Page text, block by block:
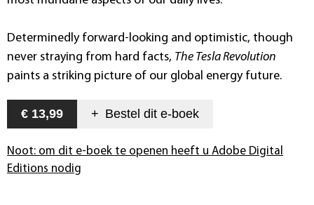
Determinedly forward-looking and optimistic, though
never straying from hard facts, The Tesla Revolution
paints a striking picture of our global energy future.
€ 13,99 + Bestel dit e-boek
Noot: om dit e-boek te openen heeft u Adobe Digital
Editions nodig